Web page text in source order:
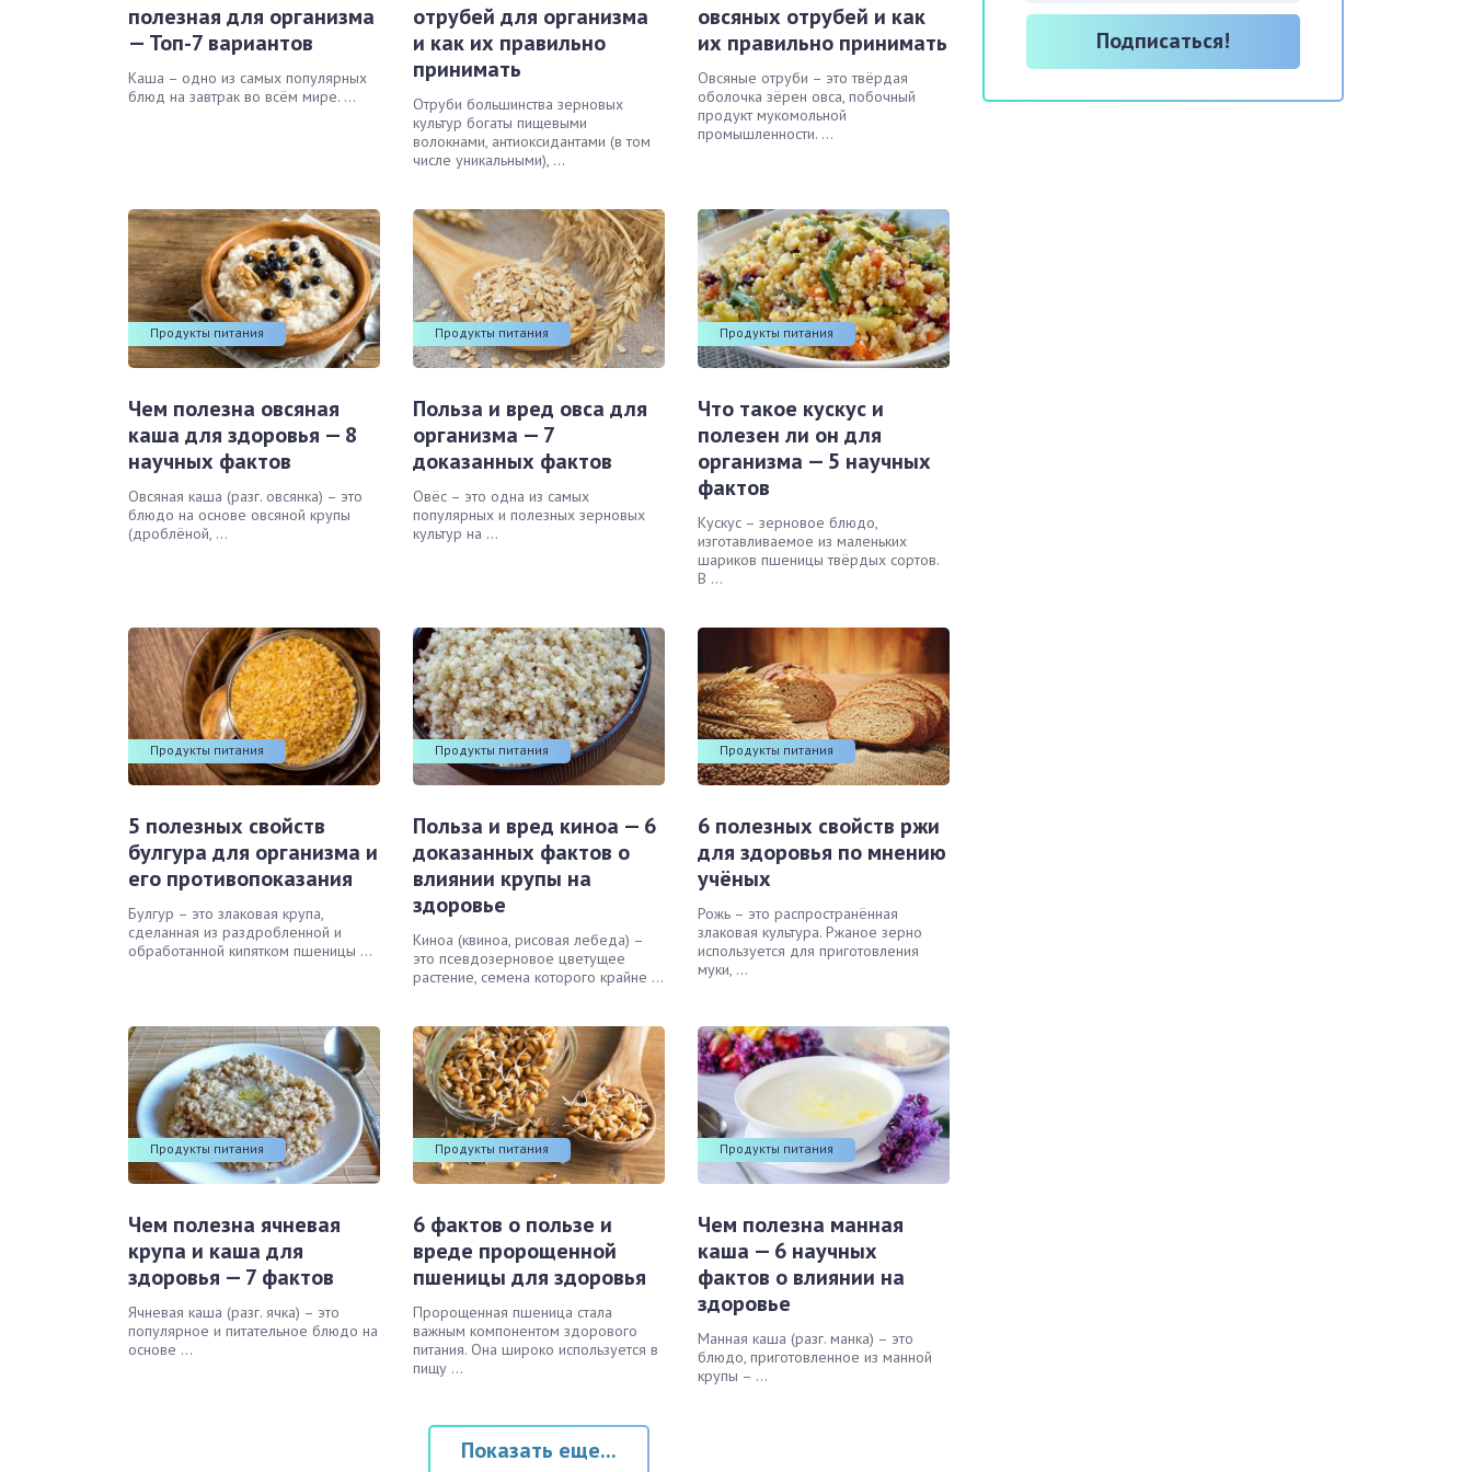
полезная для организма
— Топ-7 вариантов
Каша – одно из самых популярных
блюд на завтрак во всём мире. ...
отрубей для организма
и как их правильно
принимать
Отруби большинства зерновых
культур богаты пищевыми
волокнами, антиоксидантами (в том
числе уникальными), ...
овсяных отрубей и как
их правильно принимать
Овсяные отруби – это твёрдая
оболочка зёрен овса, побочный
продукт мукомольной
промышленности. ...
Продукты питания
Чем полезна овсяная
каша для здоровья — 8
научных фактов
Овсяная каша (разг. овсянка) – это
блюдо на основе овсяной крупы
(дроблёной, ...
Продукты питания
Польза и вред овса для
организма — 7
доказанных фактов
Овёс – это одна из самых
популярных и полезных зерновых
культур на ...
Продукты питания
Что такое кускус и
полезен ли он для
организма — 5 научных
фактов
Кускус – зерновое блюдо,
изготавливаемое из маленьких
шариков пшеницы твёрдых сортов.
В ...
Продукты питания
5 полезных свойств
булгура для организма и
его противопоказания
Булгур – это злаковая крупа,
сделанная из раздробленной и
обработанной кипятком пшеницы ...
Продукты питания
Польза и вред киноа — 6
доказанных фактов о
влиянии крупы на
здоровье
Киноа (квиноа, рисовая лебеда) –
это псевдозерновое цветущее
растение, семена которого крайне ...
Продукты питания
6 полезных свойств ржи
для здоровья по мнению
учёных
Рожь – это распространённая
злаковая культура. Ржаное зерно
используется для приготовления
муки, ...
Продукты питания
Чем полезна ячневая
крупа и каша для
здоровья — 7 фактов
Ячневая каша (разг. ячка) – это
популярное и питательное блюдо на
основе ...
Продукты питания
6 фактов о пользе и
вреде пророщенной
пшеницы для здоровья
Пророщенная пшеница стала
важным компонентом здорового
питания. Она широко используется в
пищу ...
Продукты питания
Чем полезна манная
каша — 6 научных
фактов о влиянии на
здоровье
Манная каша (разг. манка) – это
блюдо, приготовленное из манной
крупы – ...
Показать еще...
система